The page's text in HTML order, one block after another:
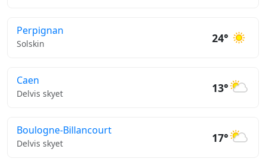
Perpignan
Solskin 24°
Caen
Delvis skyet 13°
Boulogne-Billancourt
Delvis skyet 17°